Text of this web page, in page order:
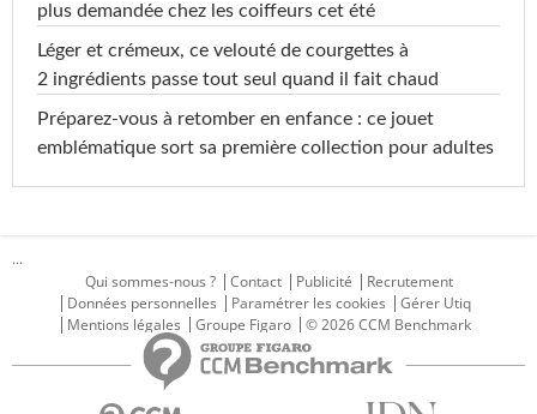
plus demandée chez les coiffeurs cet été
Léger et crémeux, ce velouté de courgettes à
2 ingrédients passe tout seul quand il fait chaud
Préparez-vous à retomber en enfance : ce jouet
emblématique sort sa première collection pour adultes
...
Qui sommes-nous ?
Contact Publicité
Recrutement
Données personnelles
Paramétrer les cookies
Gérer Utiq
Mentions légales
Groupe Figaro © 2026 CCM Benchmark